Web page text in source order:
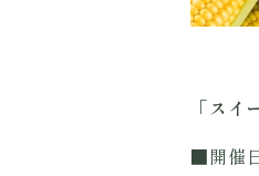
「ス
■開催